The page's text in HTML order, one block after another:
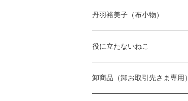
丹羽裕美子（布小物）
役に立たないねこ
卸商品（卸お取引先さま専用）